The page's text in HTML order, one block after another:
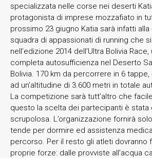
specializzata nelle corse nei deserti
protagonista di imprese mozzafiato in
prossimo 23 giugno Katia sarà infatti alla
squadra di appassionati di running che
nell’edizione 2014 dell’Ultra Bolivia Race,
completa autosufficienza nel Deserto
Bolivia. 170 km da percorrere in 6 tappe,
ad un’altitudine di 3.600 metri in totale
La competizione sarà tutt’altro che
questo la scelta dei partecipanti è stata
scrupolosa. L’organizzazione fornirà
tende per dormire ed assistenza
percorso. Per il resto gli atleti dovranno
proprie forze: dalle provviste all’acqua